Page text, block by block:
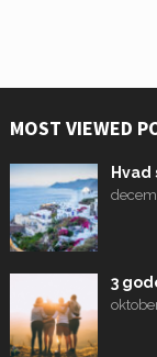
MOST VIEWED
3